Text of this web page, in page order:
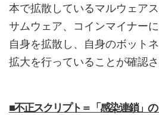
本で拡散しているマルウェア
サムウェア、コインマイナー
自身を拡散し、自身のボット
拡大を行っていることが確認さ
■不正スクリプト＝「感染連鎖」